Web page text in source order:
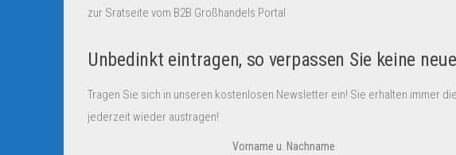
zur Sratseite vom B2B Großhandels Portal
Unbedinkt eintragen, so verpassen Sie keine
Tragen Sie sich in unseren kostenlosen Newsletter ein! Sie erhalten immer
jederzeit wieder austragen!
Vorname u. Nachname